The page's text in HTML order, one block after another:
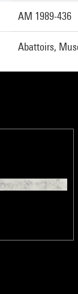
AM 1989-436
Abattoirs,